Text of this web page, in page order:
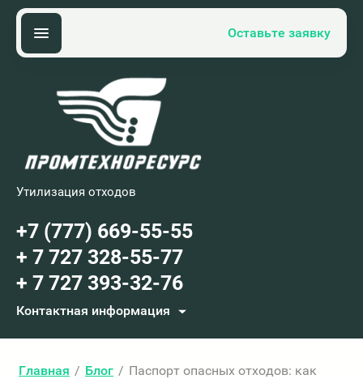
Оставьте заявку
Утилизация отходов
+7 (777) 669-55-55
+ 7 727 328-55-77
+ 7 727 393-32-76
Контактная информация
Главная / Блог / Паспорт опасных отходов: как